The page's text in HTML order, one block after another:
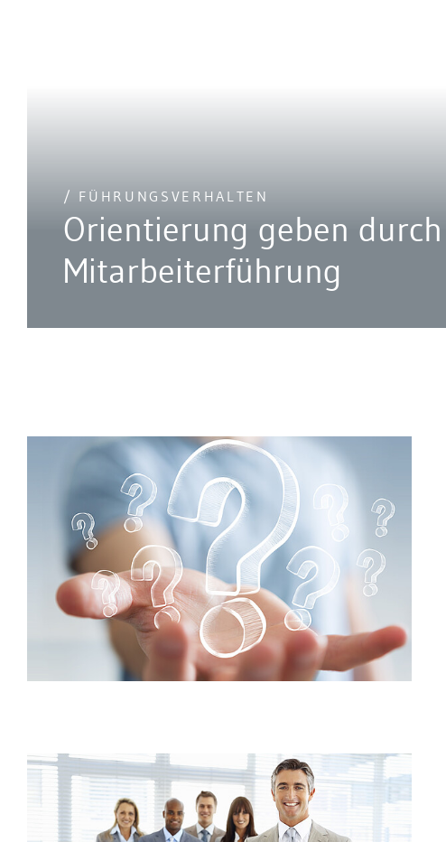
/ FÜHRUNGSVERHALTEN
Orientierung geben
Mitarbeiterführung